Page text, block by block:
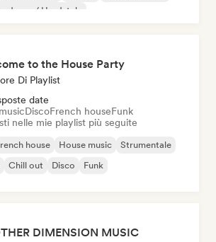
/ Hardstyle
to the House Party
Di Playlist
date
DiscoFrench houseFunk
nelle mie playlist più seguite
house House music
Strumentale
Chill out Disco Funk
DIMENSION MUSIC